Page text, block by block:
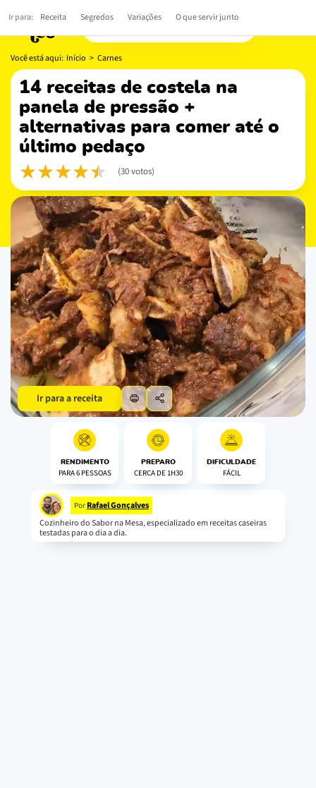
Você está aqui: Início > Carnes
14 receitas de costela na
panela de pressão +
alternativas para comer até o
último pedaço
(30 votos)
Ir para a receita
RENDIMENTO
PARA 6 PESSOAS
PREPARO
CERCA DE 1H30
DIFICULDADE
FÁCIL
Por Rafael Gonçalves
Cozinheiro do Sabor na Mesa, especializado em receitas caseiras
testadas para o dia a dia.
Ir para: Receita Segredos Variações O que servir junto